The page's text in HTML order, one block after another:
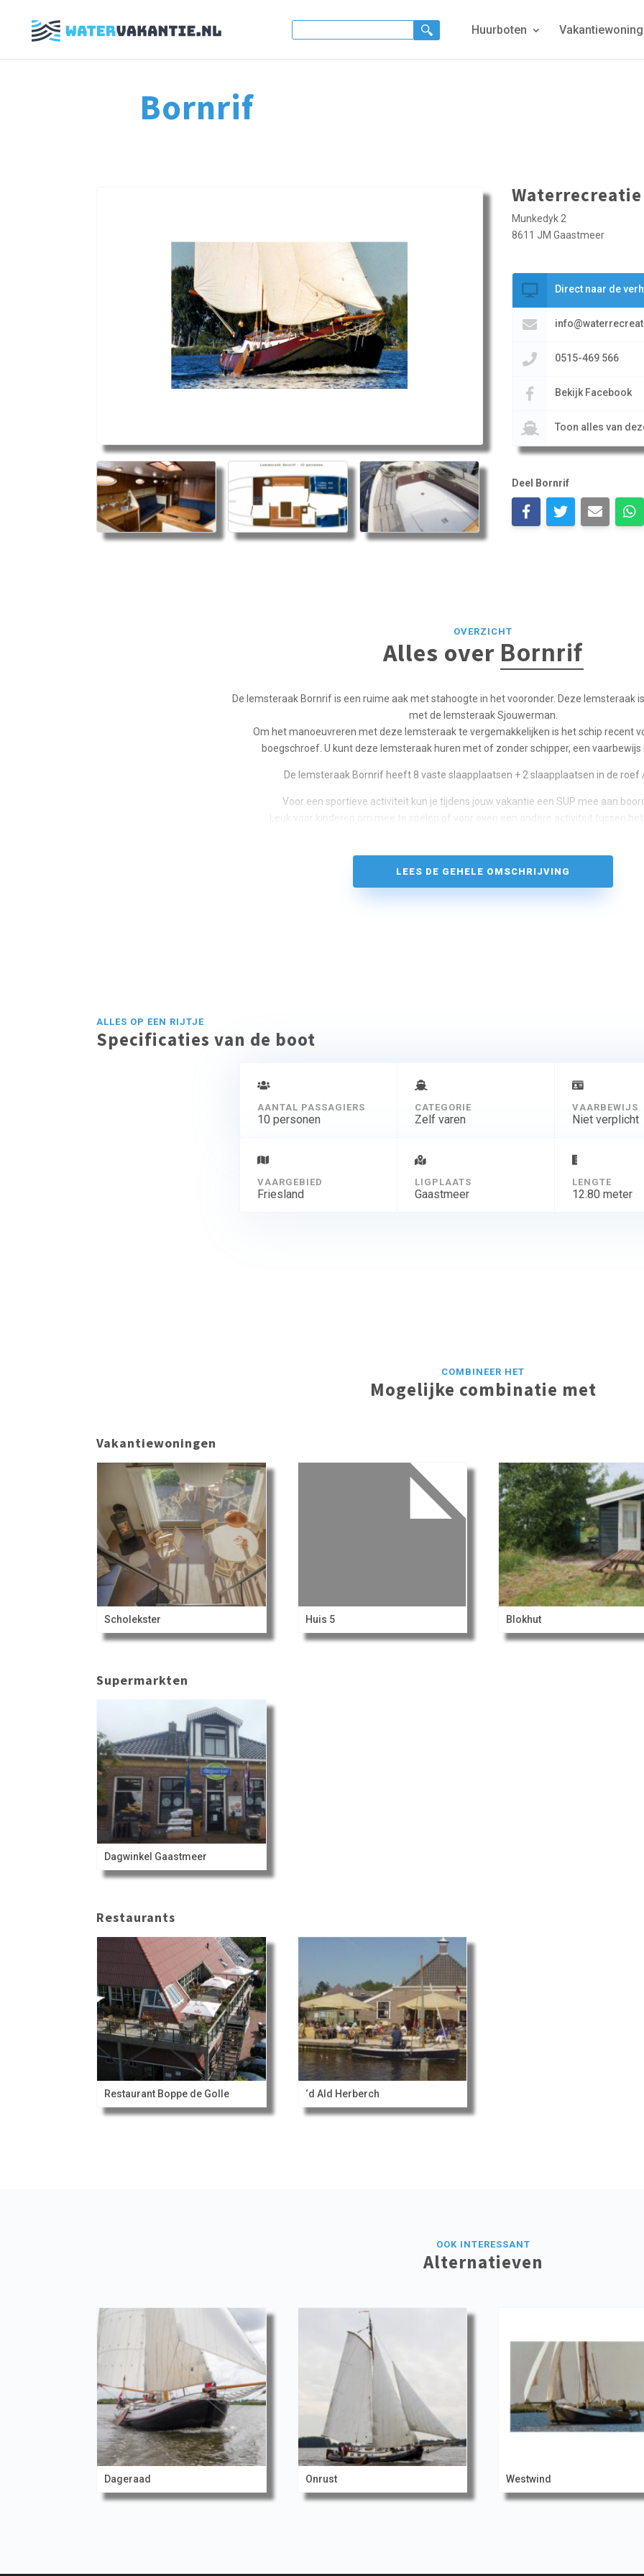
Huurboten
Bornrif
Munkedyk 2
8611 JM Gaastmeer
Direct naar de
0515-469 566
Bekijk Facebook
Toon alles van
Deel Bornrif
OVERZICHT
Alles over Bornrif
De lemsteraak Bornrif is een ruime aak met stahoogte in het vooronder. Deze lemsteraak
met de lemsteraak Sjouwerman.
Om het manoeuvreren met deze lemsteraak te vergemakkelijken is het schip recent
boegschroef. U kunt deze lemsteraak huren met of zonder schipper, een vaarbewijs
De lemsteraak Bornrif heeft 8 vaste slaapplaatsen + 2 slaapplaatsen in de roef
Voor een sportieve activiteit kun je tijdens jouw vakantie een SUP mee aan
Leuk voor kinderen om mee te spelen of voor even een andere activiteit tussen het
LEES DE GEHELE OMSCHRIJVING
ALLES OP EEN RIJTJE
Specificaties van de boot
AANTAL PASSAGIERS
10 personen
CATEGORIE
Zelf varen
VAARBEWIJS
Niet verplicht
VAARGEBIED
Friesland
LIGPLAATS
Gaastmeer
LENGTE
12.80 meter
COMBINEER HET
Mogelijke combinatie met
Vakantiewoningen
Scholekster Huis 5 Blokhut
Supermarkten
Dagwinkel Gaastmeer
Restaurants
Restaurant Boppe de Golle ‘d Ald Herberch
OOK INTERESSANT
Alternatieven
Dageraad Onrust Westwind